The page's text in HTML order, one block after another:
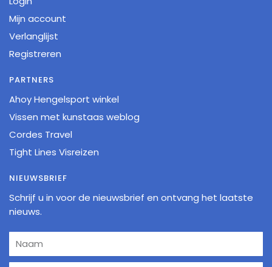
Mijn account
Verlanglijst
Registreren
PARTNERS
Ahoy Hengelsport winkel
Vissen met kunstaas weblog
Cordes Travel
Tight Lines Visreizen
NIEUWSBRIEF
Schrijf u in voor de nieuwsbrief en ontvang het laatste
nieuws.